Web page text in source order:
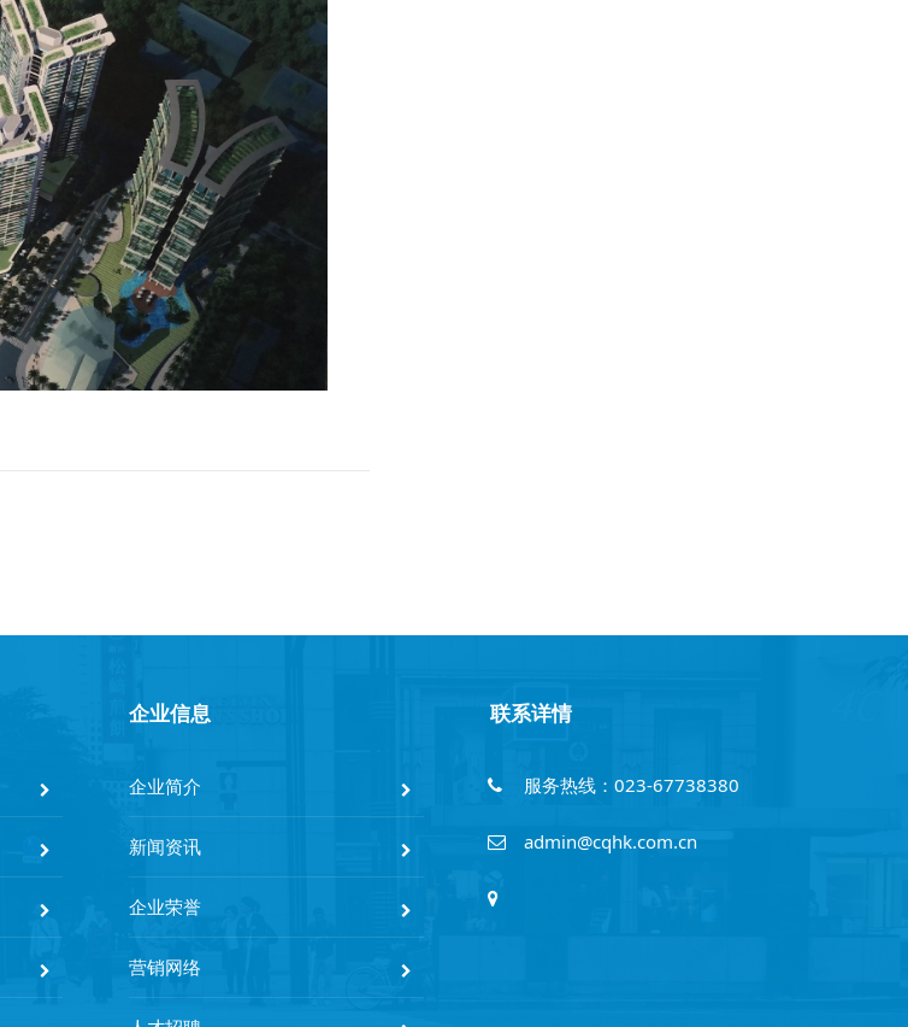
企业信息
企业简介
新闻资讯
企业荣誉
营销网络
联系详情
服务热线：023-67738380
admin@cqhk.com.cn